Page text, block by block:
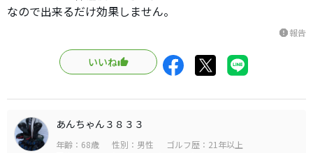
なので出来るだけ効果しません。
report報告
いいね
あんちゃん３８３３
年齢：68歳 性別：男性
ゴルフ歴：21年以上